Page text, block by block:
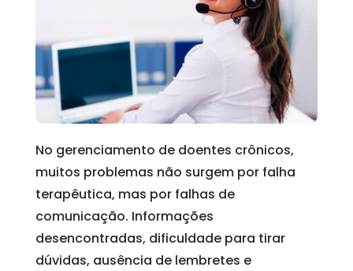
No gerenciamento de doentes crônicos,
muitos problemas não surgem por falha
terapêutica, mas por falhas de
comunicação. Informações
desencontradas, dificuldade para tirar
dúvidas, ausência de lembretes e